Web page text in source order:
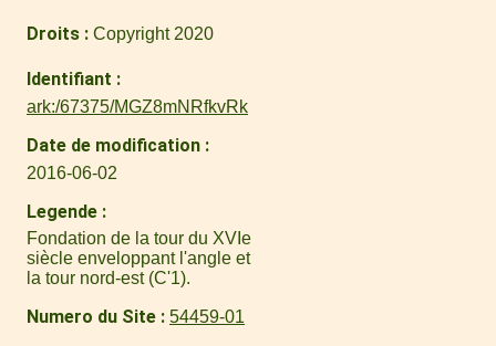
Droits Copyright 2020
Identifiant
ark:/67375/MGZ8mNRfkvRk
Date de modification
2016-06-02
Legende
Fondation de la tour du XVIe
siècle enveloppant l'angle et
la tour nord-est (C'1).
Numero du Site 54459-01